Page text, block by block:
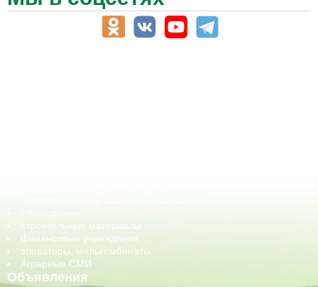
строительные материалы
финансовые учреждения
элеваторы, мелькомбинаты
Аграрные СМИ
Объявления